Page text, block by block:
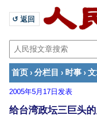
↺ 返回
首页 › 分栏目 › 时事 ›
2005年5月17日 发表
给台湾政坛三巨头的